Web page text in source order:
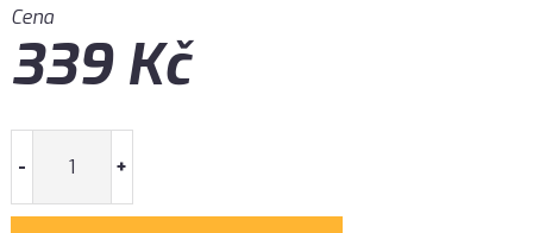
Cena
339Kč
- +